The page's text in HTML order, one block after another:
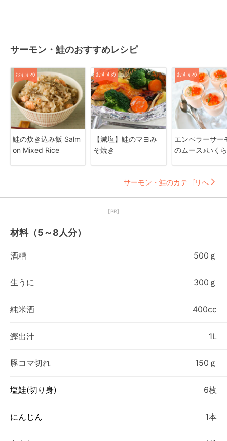
サーモン・鮭のおすすめレシピ
おすすめ
鮭の炊き込み飯 Salm
on Mixed Rice
おすすめ
【減塩】鮭のマヨみ
そ焼き
おすすめ
エンペラーサー
のムース♪いく
サーモン・鮭のカテゴリへ
【PR】
材料（5～8人分）
酒糟 500ｇ
生うに 300ｇ
純米酒 400cc
鰹出汁 1L
豚コマ切れ 150ｇ
塩鮭(切り身) 6枚
にんじん 1本